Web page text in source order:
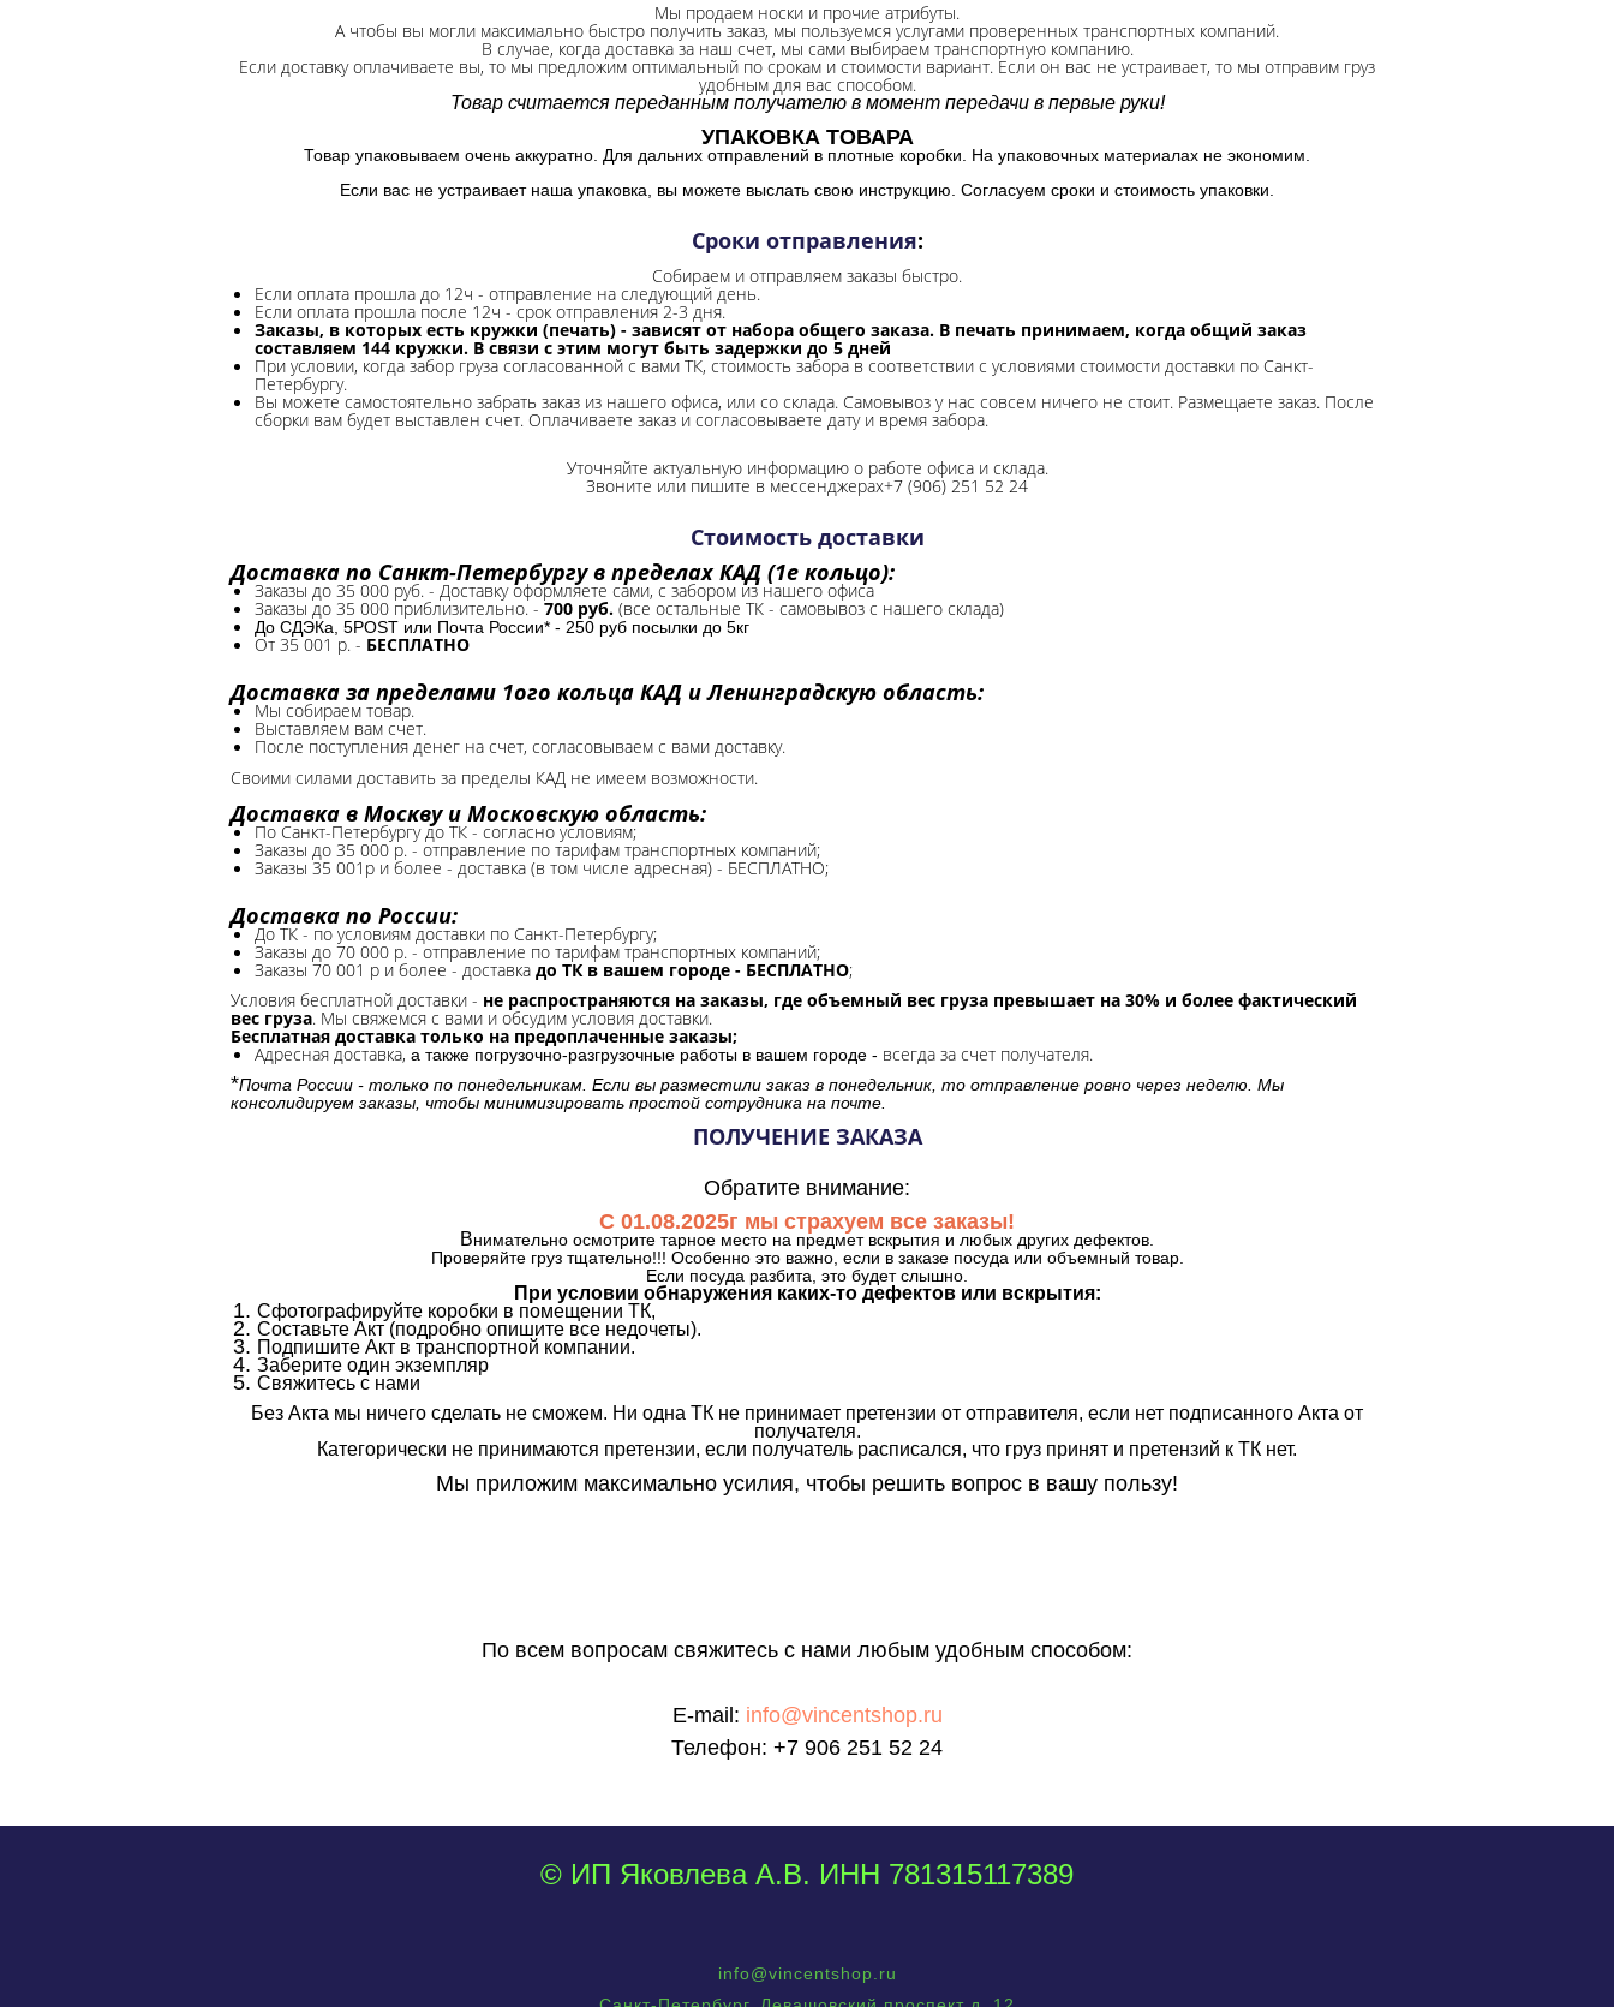
Мы продаем носки и прочие атрибуты.
А чтобы вы могли максимально быстро получить заказ, мы пользуемся услугами проверенных транспортных компаний.
В случае, когда доставка за наш счет, мы сами выбираем транспортную компанию.
Если доставку оплачиваете вы, то мы предложим оптимальный по срокам и стоимости вариант. Если он вас не устраивает, то мы отправим груз
удобным для вас способом.
Товар считается переданным получателю в момент передачи в первые руки!
УПАКОВКА ТОВАРА
Товар упаковываем очень аккуратно. Для дальних отправлений в плотные коробки. На упаковочных материалах не экономим.
Если вас не устраивает наша упаковка, вы можете выслать свою инструкцию. Согласуем сроки и стоимость упаковки.
Сроки отправления:
Собираем и отправляем заказы быстро.
Если оплата прошла до 12ч - отправление на следующий день.
Если оплата прошла после 12ч - срок отправления 2-3 дня.
Заказы, в которых есть кружки (печать) - зависят от набора общего заказа. В печать принимаем, когда общий заказ
составляем 144 кружки. В связи с этим могут быть задержки до 5 дней
При условии, когда забор груза согласованной с вами ТК, стоимость забора в соответствии с условиями стоимости доставки по Санкт-
Петербургу.
Вы можете самостоятельно забрать заказ из нашего офиса, или со склада. Самовывоз у нас совсем ничего не стоит. Размещаете заказ. После
сборки вам будет выставлен счет. Оплачиваете заказ и согласовываете дату и время забора.
Уточняйте актуальную информацию о работе офиса и склада.
Звоните или пишите в мессенджерах+7 (906) 251 52 24
Стоимость доставки
Доставка по Санкт-Петербургу в пределах КАД (1е кольцо):
Заказы до 35 000 руб. - Доставку оформляете сами, с забором из нашего офиса
Заказы до 35 000 приблизительно. - 700 руб. (все остальные ТК - самовывоз с нашего склада)
До СДЭКа, 5POST или Почта России* - 250 руб посылки до 5кг
От 35 001 р. - БЕСПЛАТНО
Доставка за пределами 1ого кольца КАД и Ленинградскую область:
Мы собираем товар.
Выставляем вам счет.
После поступления денег на счет, согласовываем с вами доставку.
Своими силами доставить за пределы КАД не имеем возможности.​
Доставка в Москву и Московскую область:
По Санкт-Петербургу до ТК - согласно условиям;
Заказы до 35 000 р. - отправление по тарифам транспортных компаний;
Заказы 35 001р и более - доставка (в том числе адресная) - БЕСПЛАТНО;
Доставка по России:
До ТК - по условиям доставки по Санкт-Петербургу;
Заказы до 70 000 р. - отправление по тарифам транспортных компаний;
Заказы 70 001 р и более - доставка до ТК в вашем городе - БЕСПЛАТНО;
Условия бесплатной доставки - не распространяются на заказы, где объемный вес груза превышает на 30% и более фактический
вес груза. Мы свяжемся с вами и обсудим условия доставки.
Бесплатная доставка только на предоплаченные заказы;
Адресная доставка, а также погрузочно-разгрузочные работы в вашем городе - всегда за счет получателя.
*Почта России - только по понедельникам. Если вы разместили заказ в понедельник, то отправление ровно через неделю. Мы
консолидируем заказы, чтобы минимизировать простой сотрудника на почте.
ПОЛУЧЕНИЕ ЗАКАЗА
Обратите внимание:
С 01.08.2025г мы страхуем все заказы!
Внимательно осмотрите тарное место на предмет вскрытия и любых других дефектов.
Проверяйте груз тщательно!!! Особенно это важно, если в заказе посуда или объемный товар.
Если посуда разбита, это будет слышно.
При условии обнаружения каких-то дефектов или вскрытия:
Сфотографируйте коробки в помещении ТК,
Составьте Акт (подробно опишите все недочеты).
Подпишите Акт в транспортной компании.
Заберите один экземпляр
Свяжитесь с нами
Без Акта мы ничего сделать не сможем. Ни одна ТК не принимает претензии от отправителя, если нет подписанного Акта от
получателя.
Категорически не принимаются претензии, если получатель расписался, что груз принят и претензий к ТК нет.
Мы приложим максимально усилия, чтобы решить вопрос в вашу пользу!
По всем вопросам свяжитесь с нами любым удобным способом:
E-mail: info@vincentshop.ru
Телефон: +7 906 251 52 24
© ИП Яковлева А.В. ИНН 781315117389
info@vincentshop.ru